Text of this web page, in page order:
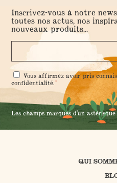
Inscrivez-vous à notre
toutes nos actus, nos
nouveaux produits...
RGPD
*
Vous affirmez avoir pris
confidentialité.*
Les champs marqués d'un
QUI